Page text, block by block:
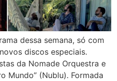
dessa semana, só com
discos especiais.
da Nomade Orquestra e
Mundo” (Nublu). Formada